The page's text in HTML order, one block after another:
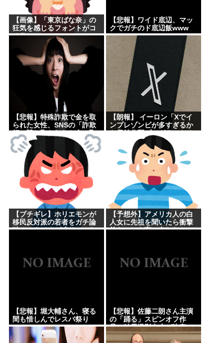
【画像】「東京ばな奈」の
狂気を感じるフォントがコ
チラwww
【悲報】ワイド底辺、マッ
クでガチのド底辺飯www
【悲報】特殊詐欺で金を取
られた女性、SNSの「詐欺
師に騙し取られたお金、取
り戻せます」」に釣られさ
らに240万円失うwww
【朗報】 イーロン「Xでイ
ンプレゾンビが多すぎるか
【ブチギレ】ホリエモンが
移民反対派の若者をガチ論
破！スタジオが凍りついた
【予想外】アメリカ人の白
人女に先祖を聞いたら衝撃
的なことを言い出した
【悲報】堀大輔さん、寝る
間も惜しんでレスバ祭り
www
【悲報】佐藤二朗さん主演
の「踊る」スピンオフ作
品、結局撮影中止が決定
www